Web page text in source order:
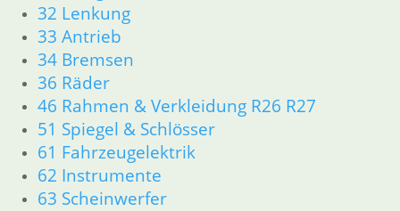
32 Lenkung
33 Antrieb
34 Bremsen
36 Räder
46 Rahmen & Verkleidung R26 R27
51 Spiegel & Schlösser
61 Fahrzeugelektrik
62 Instrumente
63 Scheinwerfer
Relais Anlasser
24,75€
Artikelnummer: 1389105
inkl. MwSt.
zzgl.Versandkosten
In den Warenkorb